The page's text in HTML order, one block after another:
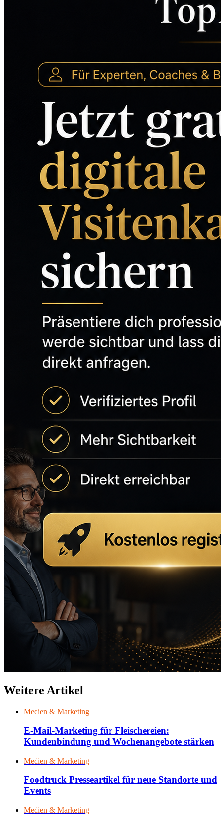
Weitere Artikel
Medien & Marketing
E-Mail-Marketing für Fleischereien:
Kundenbindung und Wochenangebote stärken
Medien & Marketing
Foodtruck Presseartikel für neue Standorte und
Events
Medien & Marketing